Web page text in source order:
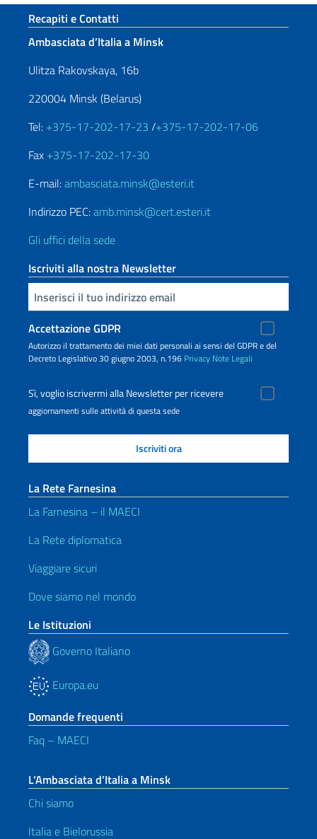
Sezione footer
Recapiti e Contatti
Ambasciata d’Italia a Minsk
Ulitza Rakovskaya, 16b
220004 Minsk (Belarus)
Tel: +375-17-202-17-23 /+375-17-202-17-06
Fax +375-17-202-17-30
E-mail:ambasciata.minsk@esteri.it
Indirizzo PEC:amb.minsk@cert.esteri.it
Gli uffici della sede
Iscriviti alla nostra Newsletter
Inserisci la tua email
Accettazione GDPR
Autorizzo il trattamento dei miei dati personali ai sensi del GDPR e del
Decreto Legislativo 30 giugno 2003, n.196 Privacy Note Legali
Sì, voglio iscrivermi alla Newsletter per ricevere
aggiornamenti sulle attività di questa sede
La Rete Farnesina
La Farnesina – il MAECI
La Rete diplomatica
Viaggiare sicuri
Dove siamo nel mondo
Le Istituzioni
Governo Italiano
Europa.eu
Domande frequenti
Faq – MAECI
L’Ambasciata d’Italia a Minsk
Chi siamo
Italia e Bielorussia